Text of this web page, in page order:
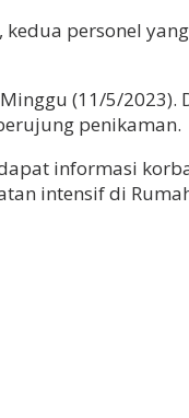
personel
(11/5/
penikaman.
informasi
intensif di